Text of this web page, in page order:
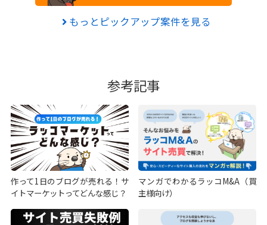
もっとピックアップ案件を見る
参考記事
作って1日のブログが売れる！サ
イトマーケットってどんな感じ？
マンガでわかるラッコM&A（買
主様向け）